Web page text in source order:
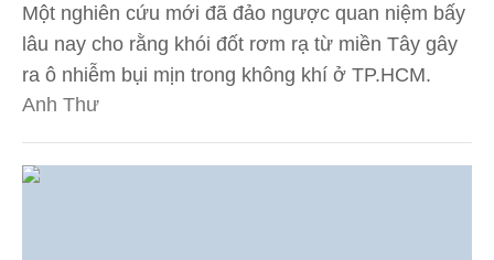
Một nghiên cứu mới đã đảo ngược quan niệm bấy
lâu nay cho rằng khói đốt rơm rạ từ miền Tây gây
ra ô nhiễm bụi mịn trong không khí ở TP.HCM.
Anh Thư